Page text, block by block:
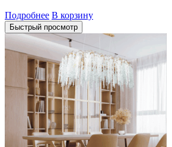
Подробнее В корзину
Быстрый просмотр